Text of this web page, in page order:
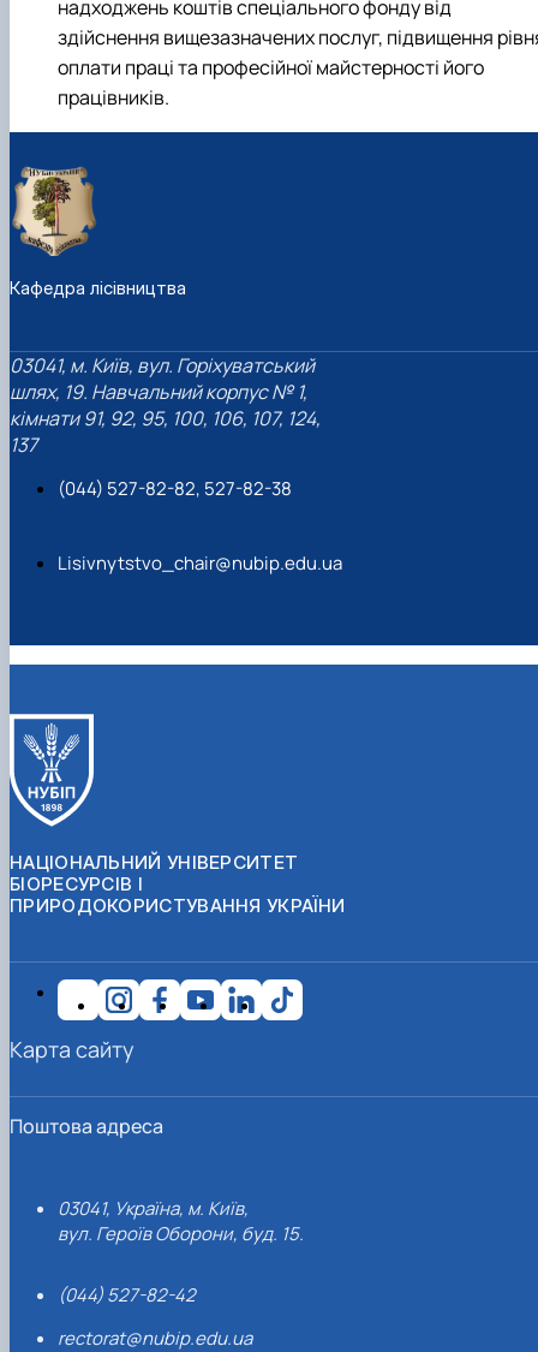
надходжень коштів спеціального фонду від
здійснення вищезазначених послуг, підвищення
оплати праці та професійної майстерності його
працівників.
Кафедра лісівництва
03041, м. Київ, вул. Горіхуватський
шлях, 19. Навчальний корпус № 1,
кімнати 91, 92, 95, 100, 106, 107, 124,
137
(044) 527-82-82, 527-82-38
Lisivnytstvo_chair@nubip.edu.ua
НАЦІОНАЛЬНИЙ УНІВЕРСИТЕТ
БІОРЕСУРСІВ І
ПРИРОДОКОРИСТУВАННЯ УКРАЇНИ
Поштова адреса
03041, Україна, м. Київ,
вул. Героїв Оборони, буд. 15.
(044) 527-82-42
rectorat@nubip.edu.ua
Карта сайту